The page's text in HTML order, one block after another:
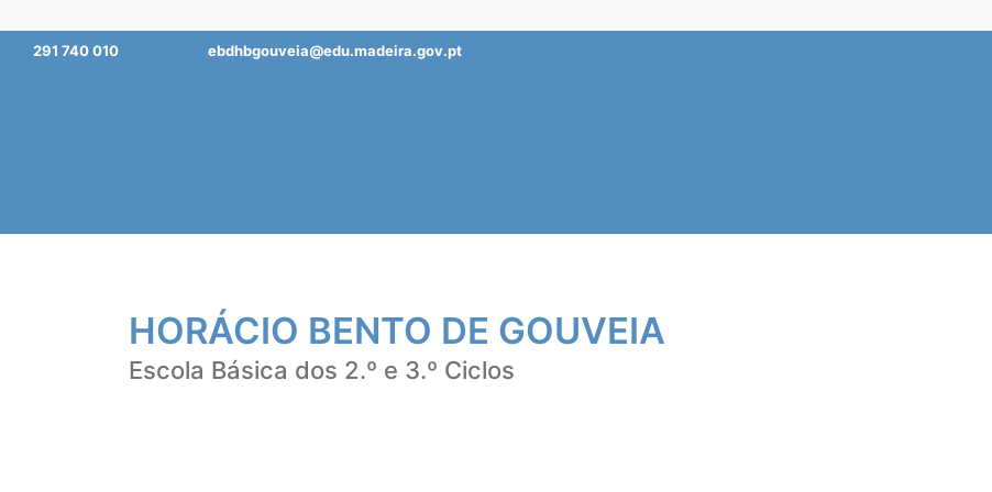
Saltar291 740 010 ebdhbgouveia@edu.madeira.gov.pt
HORÁCIO BENTO DE GOUVEIA
Escola Básica dos 2.º e 3.º Ciclos